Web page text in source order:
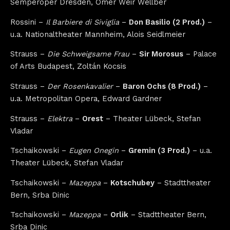
Semperoper Dresden, Omer Weir Wellber
Rossini – Il Barbiere di Siviglia – Don Basilio (2 Prod.) –
u.a. Nationaltheater Mannheim, Alois Seidlmeier
Strauss – Die Schweigsame Frau– Sir Morosus – Palace
of Arts Budapest, Zoltán Kocsis
Strauss – Der Rosenkavalier– Baron Ochs (8 Prod.) –
u.a. Metropolitan Opera, Edward Gardner
Strauss – Elektra – Orest – Theater Lübeck, Stefan
Vladar
Tschaikowski – Eugen Onegin – Gremin (3 Prod.) – u.a.
Theater Lübeck, Stefan Vladar
Tschaikowski – Mazeppa – Kotschubey – Stadttheater
Bern, Srba Dinic
Tschaikowski – Mazeppa – Orlik – Stadttheater Bern,
Srba Dinic